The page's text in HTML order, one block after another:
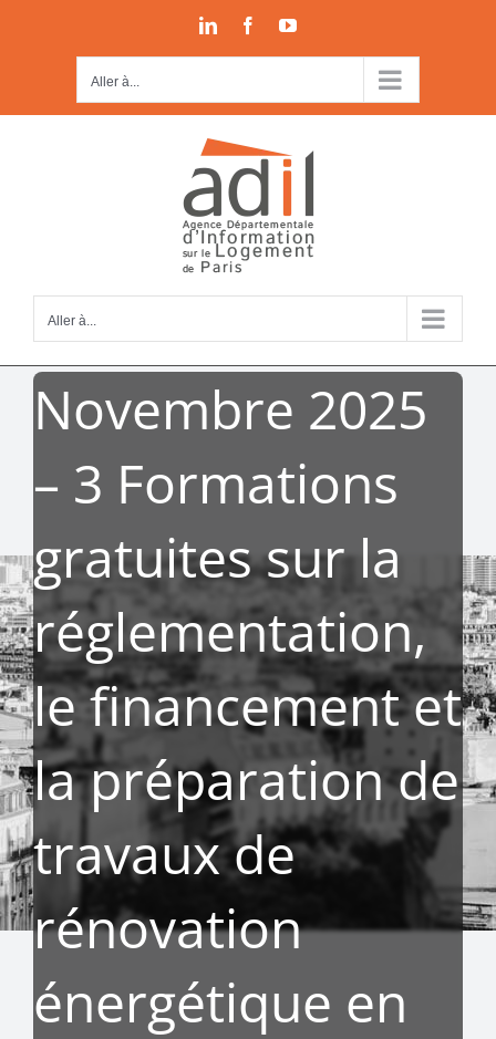
LinkedInFacebookYouTube
Aller à...
Aller à...
Novembre 2025
– 3 Formations
gratuites sur la
réglementation,
le financement et
la préparation de
travaux de
rénovation
énergétique en